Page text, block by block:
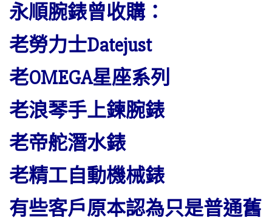
永順腕錶曾收購：
老勞力士Datejust
老OMEGA星座系列
老浪琴手上鍊腕錶
老帝舵潛水錶
老精工自動機械錶
有些客戶原本認為只是普通舊